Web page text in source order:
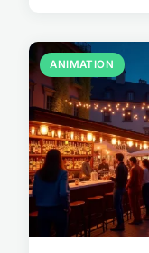
ANIMATION